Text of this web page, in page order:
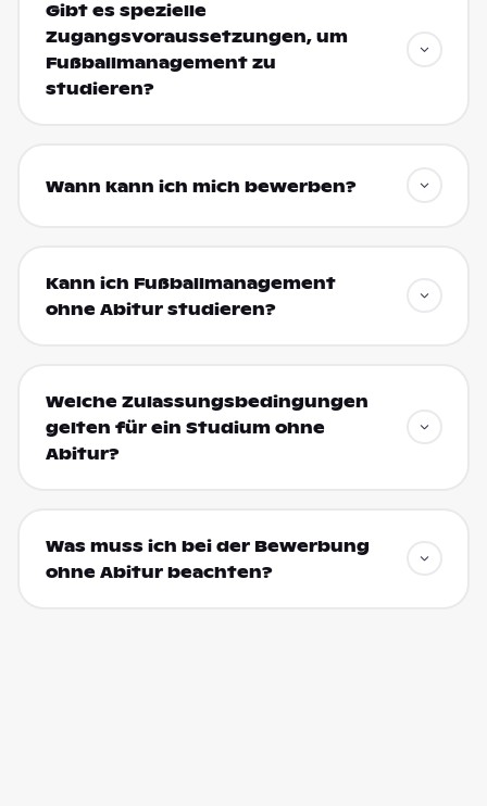
Gibt es spezielle
Zugangsvoraussetzungen, um
Fußballmanagement zu
studieren?
Wann kann ich mich bewerben?
Kann ich Fußballmanagement
ohne Abitur studieren?
Welche Zulassungsbedingungen
gelten für ein Studium ohne
Abitur?
Was muss ich bei der Bewerbung
ohne Abitur beachten?